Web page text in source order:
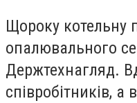
Щороку котельну
опалювального
Держтехнагляд.
співробітників, а